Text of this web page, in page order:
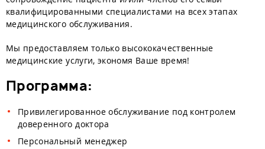
квалифицированными специалистами на всех этапах
медицинского обслуживания.
Мы предоставляем только высококачественные
медицинские услуги, экономя Ваше время!
Программа:
Привилегированное обслуживание под контролем
доверенного доктора
Персональный менеджер